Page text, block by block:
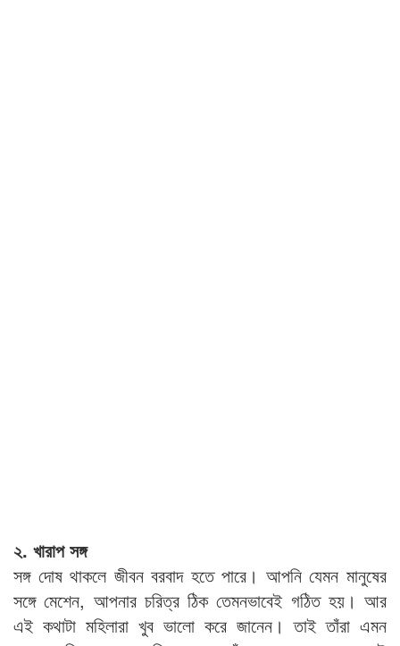
২. খারাপ সঙ্গ​
সঙ্গ দোষ থাকলে জীবন বরবাদ হতে পারে। আপনি যেমন মানুষের
সঙ্গে মেশেন, আপনার চরিত্র ঠিক তেমনভাবেই গঠিত হয়। আর
এই কথাটা মহিলারা খুব ভালো করে জানেন। তাই তাঁরা এমন